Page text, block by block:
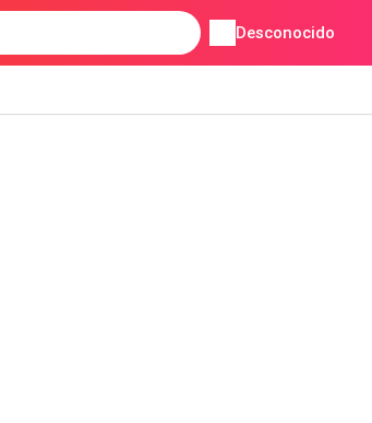
Desconocido